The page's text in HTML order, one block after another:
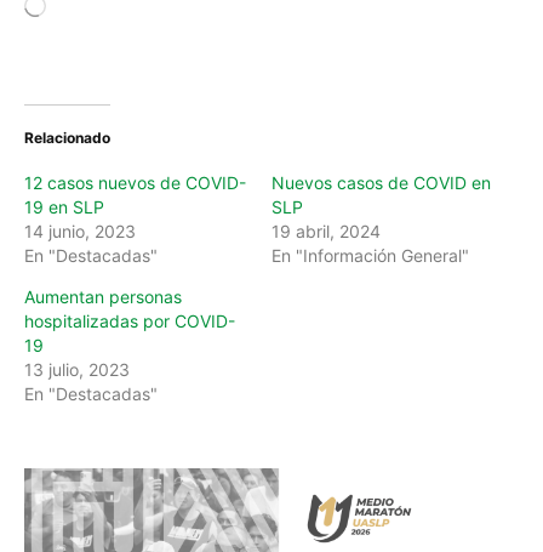
g
Relacionado
12 casos nuevos de COVID-
19 en SLP
14 junio, 2023
En "Destacadas"
Nuevos casos de COVID en
SLP
19 abril, 2024
En "Información General"
Aumentan personas
hospitalizadas por COVID-
19
13 julio, 2023
En "Destacadas"